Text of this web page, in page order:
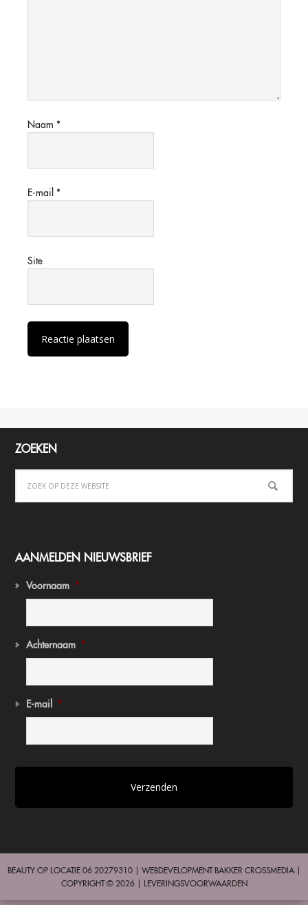
Naam *
E-mail *
Site
ZOEKEN
AANMELDEN NIEUWSBRIEF
Voornaam *
Achternaam *
E-mail *
BEAUTY OP LOCATIE 06 20279310 | WEBDEVELOPMENTBAKKER CROSSMEDIA|
COPYRIGHT © 2026 | LEVERINGSVOORWAARDEN